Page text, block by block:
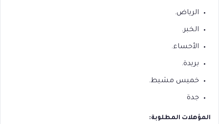
الرياض.
الخبر.
الأحساء.
بريدة.
خميس مشيط.
جدة
المؤهلات المطلوبة: